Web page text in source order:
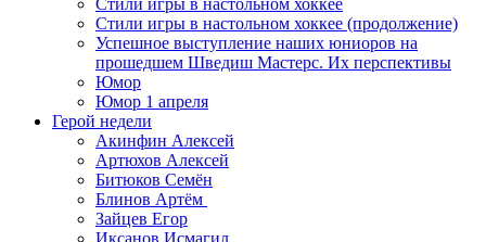
Стили игры в настольном хоккее
Стили игры в настольном хоккее (продолжение)
Успешное выступление наших юниоров на
прошедшем Шведиш Мастерс. Их перспективы
Юмор
Юмор 1 апреля
Герой недели
Акинфин Алексей
Артюхов Алексей
Битюков Семён
Блинов Артём
Зайцев Егор